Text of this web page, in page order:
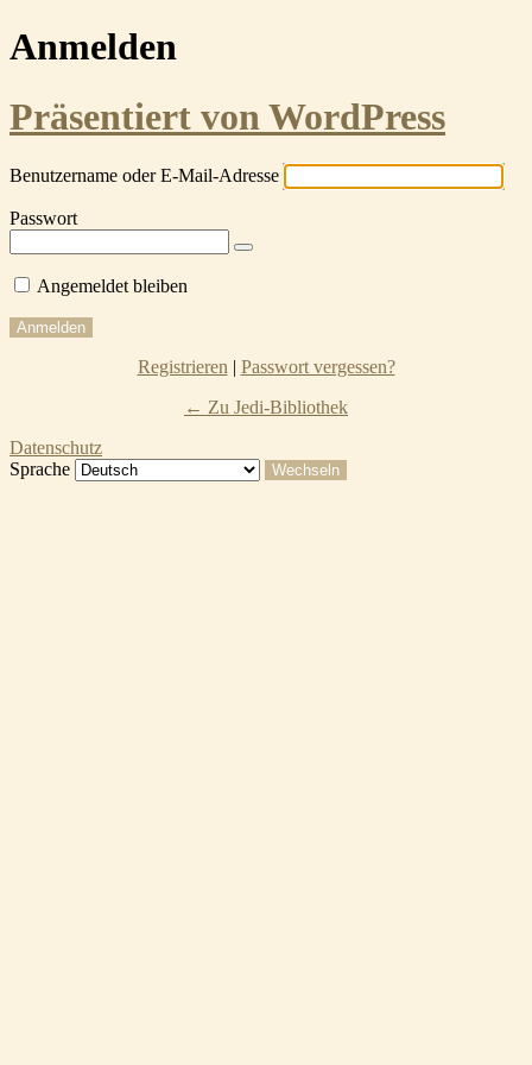
Anmelden
Präsentiert von WordPress
Benutzername oder E-Mail-Adresse
Passwort
Angemeldet bleiben
Registrieren | Passwort vergessen?
← Zu Jedi-Bibliothek
Datenschutz
Sprache